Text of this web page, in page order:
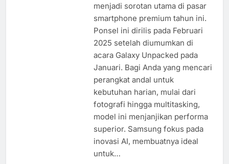
menjadi sorotan utama di pasar
smartphone premium tahun ini.
Ponsel ini dirilis pada Februari
2025 setelah diumumkan di
acara Galaxy Unpacked pada
Januari. Bagi Anda yang mencari
perangkat andal untuk
kebutuhan harian, mulai dari
fotografi hingga multitasking,
model ini menjanjikan performa
superior. Samsung fokus pada
inovasi AI, membuatnya ideal
untuk…